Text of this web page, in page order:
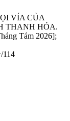
VÍA CỦA
THANH HÓA.
Tám 2026];
114